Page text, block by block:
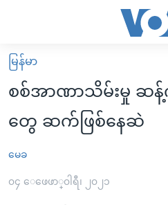
လွယ်ကူ
စေ
Link
များ
ပင်မ
မူလစာမျက်နှာ
မြန်မာ
ကမ္ဘာ့သတင်းများ
သတင်းလွတ်လပ်ခွင့်
မြန်မာ
စစ်အာဏာသိမ်းမှု ဆန့်
တွေ ဆက်ဖြစ်နေဆဲ
မေခ
၀၄ ေဖေဖာ္၀ါရီ၊ ၂၀၂၁